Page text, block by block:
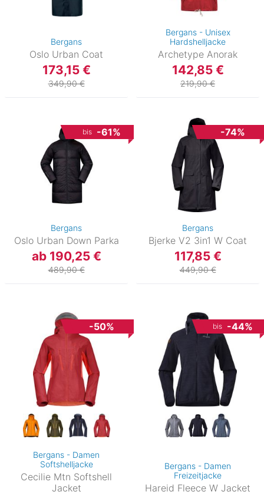
Bergans
Oslo Urban Coat
173,15 €
349,90 €
Bergans - Unisex
Hardshelljacke
Archetype Anorak
142,85 €
219,90 €
bis -61%
Bergans
Oslo Urban Down Parka
ab 190,25 €
489,90 €
-74%
Bergans
Bjerke V2 3in1 W Coat
117,85 €
449,90 €
-50%
Bergans - Damen
Softshelljacke
Cecilie Mtn Softshell
Jacket
bis -44%
Bergans - Damen
Freizeitjacke
Hareid Fleece W Jacket